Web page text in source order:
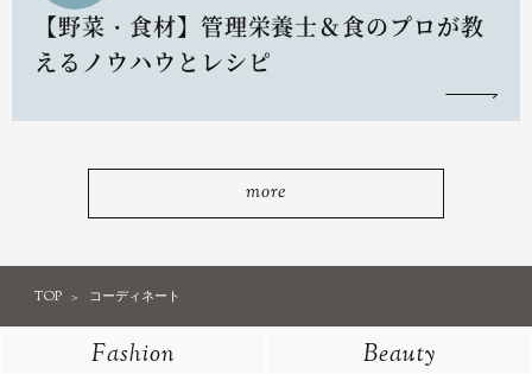
【野菜・食材】管理栄養士＆食のプロが教
えるノウハウとレシピ
more
TOP コーディネート
Fashion
Beauty